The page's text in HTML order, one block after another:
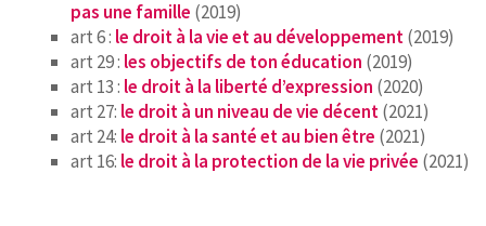
pas une famille (2019)
art 6 : le droit à la vie et au développement(2019)
art 29 : les objectifs de ton éducation (2019)
art 13 : le droit à la liberté d’expression (2020)
art 27: le droit à un niveau de vie décent(2021)
art 24: le droit à la santé et au bien être (2021)
art 16: le droit à la protection de la vie privée (2021)